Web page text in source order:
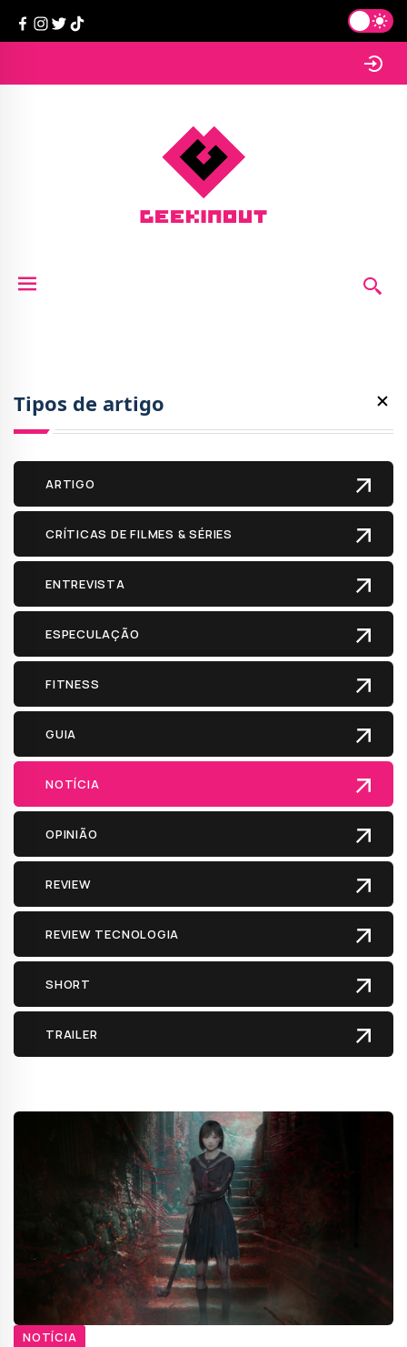
NOTÍCIA
Tipos de artigo
ARTIGO
CRÍTICAS DE FILMES & SÉRIES
ENTREVISTA
ESPECULAÇÃO
FITNESS
GUIA
NOTÍCIA
OPINIÃO
REVIEW
REVIEW TECNOLOGIA
SHORT
TRAILER